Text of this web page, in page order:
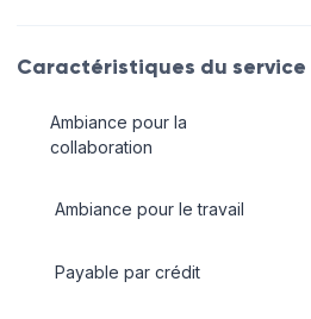
Caractéristiques du service
Ambiance pour la
collaboration
Ambiance pour le travail
Payable par crédit